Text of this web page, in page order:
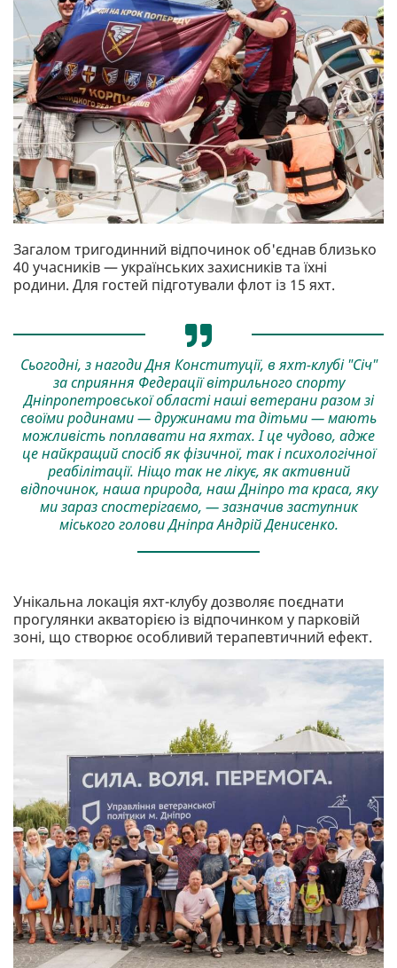
Загалом тригодинний відпочинок об'єднав близько
40 учасників — українських захисників та їхні
родини. Для гостей підготували флот із 15 яхт.
Сьогодні, з нагоди Дня Конституції, в яхт-клубі "Січ"
за сприяння Федерації вітрильного спорту
Дніпропетровської області наші ветерани разом зі
своїми родинами — дружинами та дітьми — мають
можливість поплавати на яхтах. І це чудово, адже
це найкращий спосіб як фізичної, так і психологічної
реабілітації. Ніщо так не лікує, як активний
відпочинок, наша природа, наш Дніпро та краса, яку
ми зараз спостерігаємо, — зазначив заступник
міського голови Дніпра Андрій Денисенко.
Унікальна локація яхт-клубу дозволяє поєднати
прогулянки акваторією із відпочинком у парковій
зоні, що створює особливий терапевтичний ефект.